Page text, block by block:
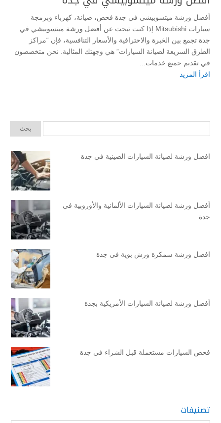
أفضل ورشة ميتسوبيشي في جدة فحص، صيانة، كهرباء وبرمجة
سيارات Mitsubishi إذا كنت تبحث عن أفضل ورشة ميتسوبيشي في
جدة تجمع بين الخبرة والاحترافية والأسعار التنافسية، فإن “مراكز
الطرق السريعة لصيانة السيارات” هي وجهتك المثالية. نحن متخصصون
في تقديم جميع خدمات...
اقرأ المزيد
افضل ورشة لصيانة السيارات الصينية في جدة
أفضل ورشة لصيانة السيارات الألمانية والأوروبية في
جدة
افضل ورشة سمكرة ورش بوية في جدة
أفضل ورشة لصيانة السيارات الأمريكية بجدة
فحص السيارات مستعملة قبل الشراء في جدة
تصنيفات